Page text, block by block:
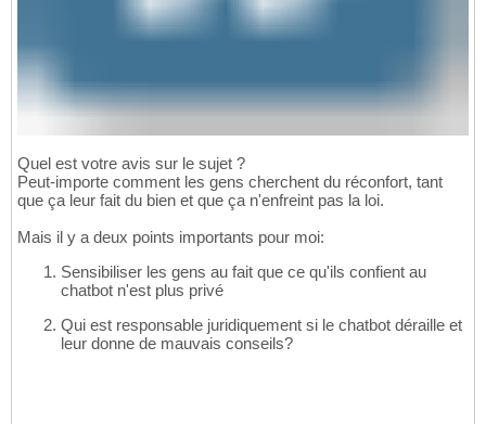
Quel est votre avis sur le sujet ?
Peut-importe comment les gens cherchent du réconfort, tant
que ça leur fait du bien et que ça n'enfreint pas la loi.
Mais il y a deux points importants pour moi:
Sensibiliser les gens au fait que ce qu'ils confient au
chatbot n'est plus privé
Qui est responsable juridiquement si le chatbot déraille et
leur donne de mauvais conseils?